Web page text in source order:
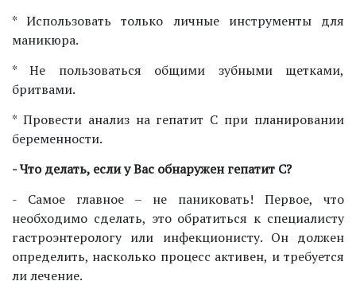
* Использовать только личные инструменты для
маникюра.
* Не пользоваться общими зубными щетками,
бритвами.
* Провести анализ на гепатит С при планировании
беременности.
- Что делать, если у Вас обнаружен гепатит С?
- Самое главное – не паниковать! Первое, что
необходимо сделать, это обратиться к специалисту
гастроэнтерологу или инфекционисту. Он должен
определить, насколько процесс активен, и требуется
ли лечение.